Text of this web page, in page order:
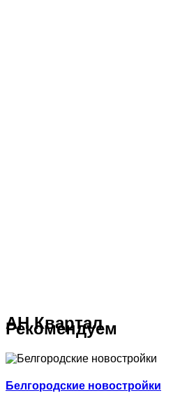
АН Квартал
Рекомендуем
Белгородские новостройки